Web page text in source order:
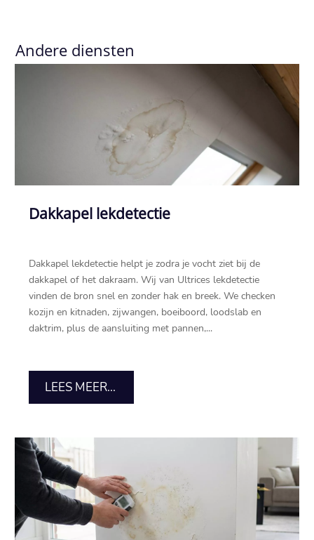
Andere diensten
Dakkapel lekdetectie
Dakkapel lekdetectie helpt je zodra je vocht ziet bij de
dakkapel of het dakraam.​ Wij van Ultrices lekdetectie
vinden de bron snel en zonder hak en breek.​ We checken
kozijn en kitnaden, zijwangen, boeiboord, loodslab en
daktrim, plus de aansluiting met pannen,...
LEES MEER...